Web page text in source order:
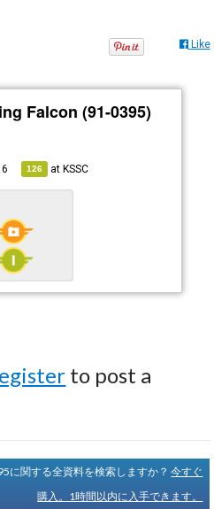
Like
Falcon (91-0395)
126 atKSSC
to post a
に関する全資料を検索しますか？今すぐ
購入。1時間以内に入手できます。